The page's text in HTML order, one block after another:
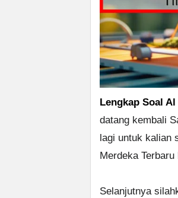
Lengkap Soal
datang kembali
lagi untuk kalian
Merdeka
Selanjutnya